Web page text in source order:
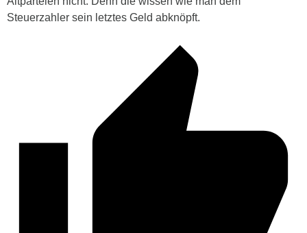
Steuerzahler sein letztes Geld abknöpft.